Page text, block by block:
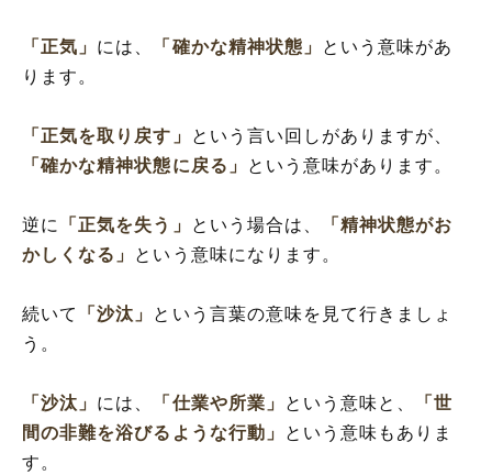
「正気」 には、 「確かな精神状態」
という意味があ
ります。
「正気を取り戻す」
という言い回しがありますが、
「確かな精神状態に戻る」
という意味があります。
逆に 「正気を失う」 という場合は、
「精神状態がお
かしくなる」 という意味になります。
続いて 「沙汰」 という言葉の意味を見て行きましょ
う。
「沙汰」 には、 「仕業や所業」 という意味と、
「世
間の非難を浴びるような行動」
という意味もありま
す。